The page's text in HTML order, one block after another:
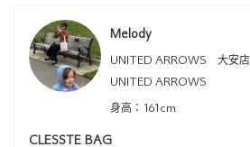
Melody
UNITED ARROWS 大安店
UNITED ARROWS
身高：161cm
CLESSTE BAG